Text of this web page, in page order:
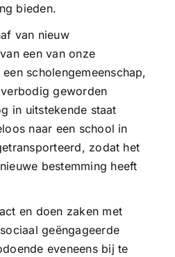
bieden.
van nieuw
een van onze
scholengemeenschap,
geworden
in uitstekende staat
naar een school in
zodat het
bestemming heeft
en doen zaken met
geëngageerde
eveneens bij te